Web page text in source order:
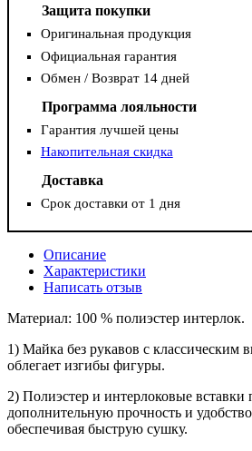
Защита покупки
Оригинальная продукция
Официальная гарантия
Обмен / Возврат 14 дней
Программа лояльности
Гарантия лучшей цены
Накопительная скидка
Доставка
Срок доставки от 1 дня
Описание
Характеристики
Написать отзыв
Материал: 100 % полиэстер интерлок.
1) Майка без рукавов с классическим
облегает изгибы фигуры.
2) Полиэстер и интерлоковые вставки
дополнительную прочность и
обеспечивая быструю сушку.